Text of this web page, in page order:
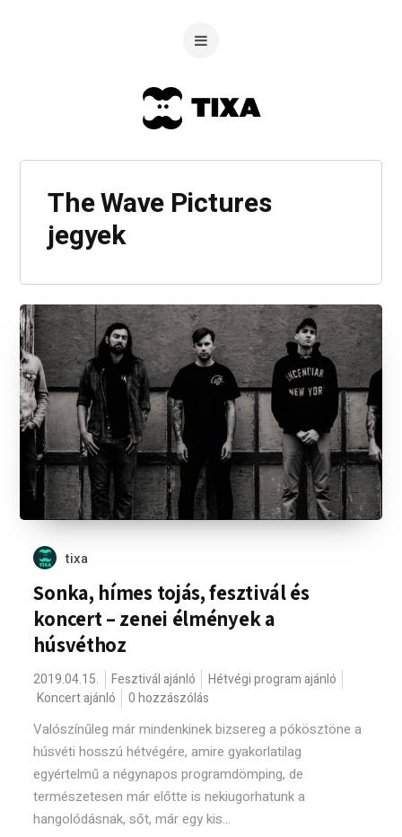
The Wave Pictures
jegyek
tixa
Sonka, hímes tojás, fesztivál és
koncert – zenei élmények a
húsvéthoz
2019.04.15. Fesztivál ajánló
Hétvégi program ajánló
Koncert ajánló
0 hozzászólás
Valószínűleg már mindenkinek bizsereg a pókösztöne a
húsvéti hosszú hétvégére, amire gyakorlatilag
egyértelmű a négynapos programdömping, de
természetesen már előtte is nekiugorhatunk a
hangolódásnak, sőt, már egy kis...